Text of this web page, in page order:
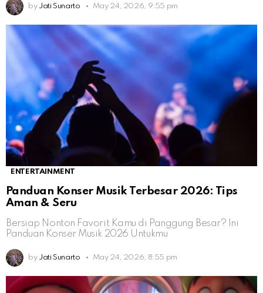
by Jati Sunarto May 24, 2026, 9:55 pm
ENTERTAINMENT
Panduan Konser Musik Terbesar 2026: Tips
Aman & Seru
Bersiap Nonton Favorit Kamu di Panggung Besar? Ini
Panduan Konser Musik 2026 Untukmu
by Jati Sunarto May 24, 2026, 8:55 pm